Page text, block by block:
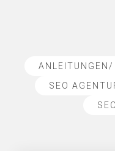
ANLEITUNGEN/
SEO